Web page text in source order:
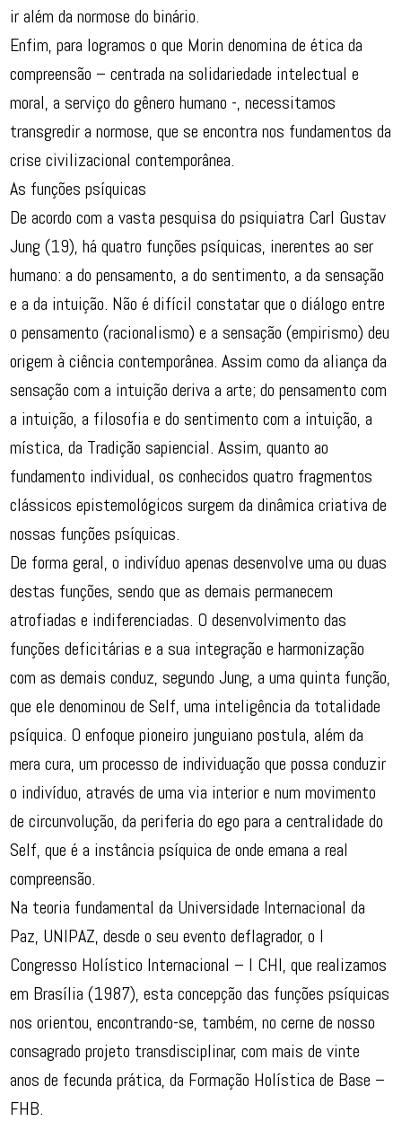
ir além da normose do binário.
Enfim, para logramos o que Morin denomina de ética da
compreensão – centrada na solidariedade intelectual e
moral, a serviço do gênero humano -, necessitamos
transgredir a normose, que se encontra nos fundamentos da
crise civilizacional contemporânea.
As funções psíquicas
De acordo com a vasta pesquisa do psiquiatra Carl Gustav
Jung (19), há quatro funções psíquicas, inerentes ao ser
humano: a do pensamento, a do sentimento, a da sensação
e a da intuição. Não é difícil constatar que o diálogo entre
o pensamento (racionalismo) e a sensação (empirismo) deu
origem à ciência contemporânea. Assim como da aliança da
sensação com a intuição deriva a arte; do pensamento com
a intuição, a filosofia e do sentimento com a intuição, a
mística, da Tradição sapiencial. Assim, quanto ao
fundamento individual, os conhecidos quatro fragmentos
clássicos epistemológicos surgem da dinâmica criativa de
nossas funções psíquicas.
De forma geral, o indivíduo apenas desenvolve uma ou duas
destas funções, sendo que as demais permanecem
atrofiadas e indiferenciadas. O desenvolvimento das
funções deficitárias e a sua integração e harmonização
com as demais conduz, segundo Jung, a uma quinta função,
que ele denominou de Self, uma inteligência da totalidade
psíquica. O enfoque pioneiro junguiano postula, além da
mera cura, um processo de individuação que possa conduzir
o indivíduo, através de uma via interior e num movimento
de circunvolução, da periferia do ego para a centralidade do
Self, que é a instância psíquica de onde emana a real
compreensão.
Na teoria fundamental da Universidade Internacional da
Paz, UNIPAZ, desde o seu evento deflagrador, o I
Congresso Holístico Internacional – I CHI, que realizamos
em Brasília (1987), esta concepção das funções psíquicas
nos orientou, encontrando-se, também, no cerne de nosso
consagrado projeto transdisciplinar, com mais de vinte
anos de fecunda prática, da Formação Holística de Base –
FHB.